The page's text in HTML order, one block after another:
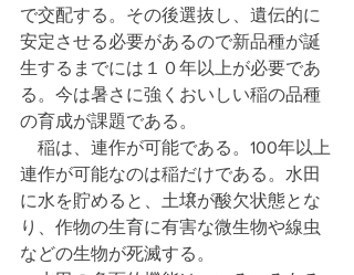
で交配する。その後選抜し、遺伝的に
安定させる必要があるので新品種が誕
生するまでには１０年以上が必要であ
る。今は暑さに強くおいしい稲の品種
の育成が課題である。
稲は、連作が可能である。100年以上
連作が可能なのは稲だけである。水田
に水を貯めると、土壌が酸欠状態とな
り、作物の生育に有害な微生物や線虫
などの生物が死滅する。